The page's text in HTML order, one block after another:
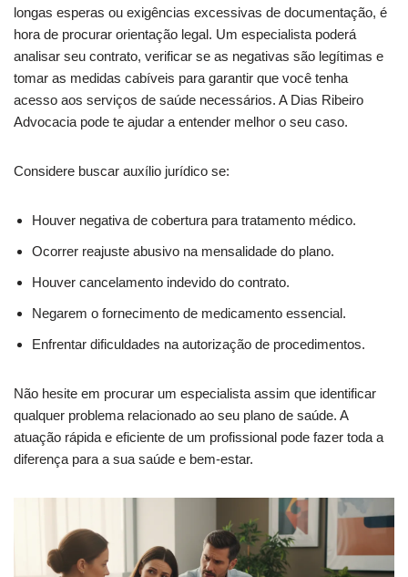
longas esperas ou exigências excessivas de documentação, é
hora de procurar orientação legal. Um especialista poderá
analisar seu contrato, verificar se as negativas são legítimas e
tomar as medidas cabíveis para garantir que você tenha
acesso aos serviços de saúde necessários. A Dias Ribeiro
Advocacia pode te ajudar a entender melhor o seu caso.
Considere buscar auxílio jurídico se:
Houver negativa de cobertura para tratamento médico.
Ocorrer reajuste abusivo na mensalidade do plano.
Houver cancelamento indevido do contrato.
Negarem o fornecimento de medicamento essencial.
Enfrentar dificuldades na autorização de procedimentos.
Não hesite em procurar um especialista assim que identificar
qualquer problema relacionado ao seu plano de saúde. A
atuação rápida e eficiente de um profissional pode fazer toda a
diferença para a sua saúde e bem-estar.